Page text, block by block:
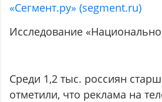
«Сегмент.ру» (segment.ru)
Исследование
Среди 1,2 тыс. россиян
отметили, что реклама на